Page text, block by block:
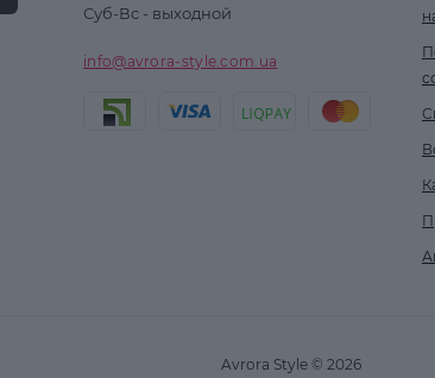
Суб-Вс - выходной
info@avrora-style.com.ua
Avrora Style © 2026